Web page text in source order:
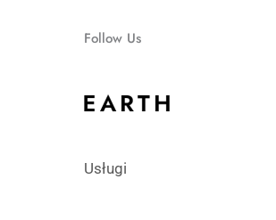
Follow Us
Usługi